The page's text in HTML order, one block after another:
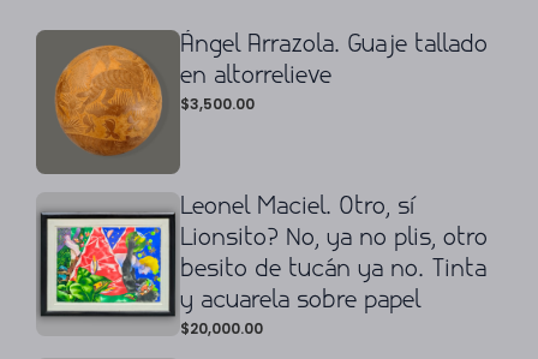
Ángel Arrazola. Guaje tallado
en altorrelieve
$3,500.00
Leonel Maciel. Otro, sí
Lionsito? No, ya no plis, otro
besito de tucán ya no. Tinta
y acuarela sobre papel
$20,000.00